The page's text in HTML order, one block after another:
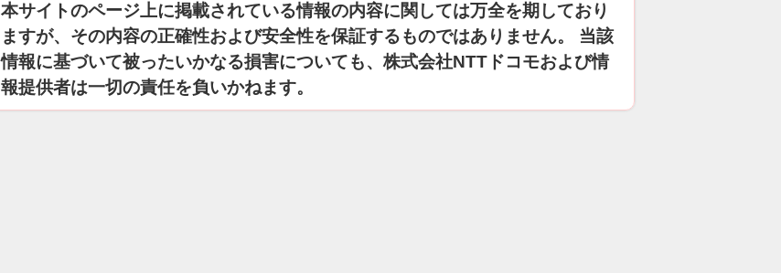
本サイトのページ上に掲載されている情報の内容に関しては万全を期しており
ますが、その内容の正確性および安全性を保証するものではありません。 当該
情報に基づいて被ったいかなる損害についても、株式会社NTTドコモおよび情
報提供者は一切の責任を負いかねます。